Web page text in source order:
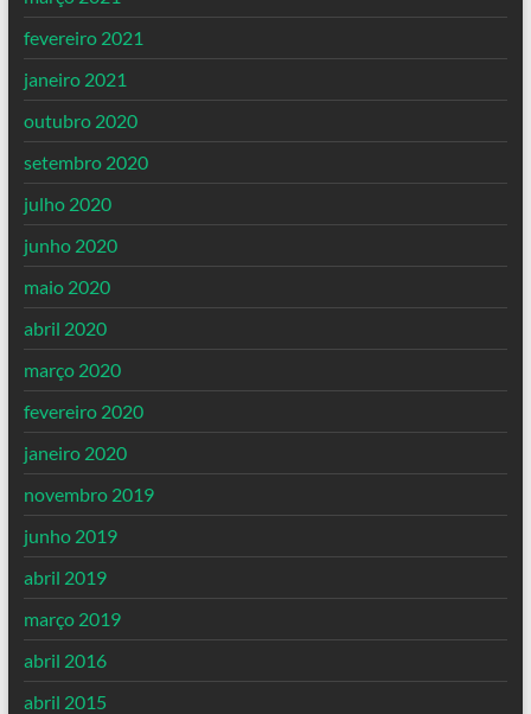
fevereiro 2021
janeiro 2021
outubro 2020
setembro 2020
julho 2020
junho 2020
maio 2020
abril 2020
março 2020
fevereiro 2020
janeiro 2020
novembro 2019
junho 2019
abril 2019
março 2019
abril 2016
abril 2015